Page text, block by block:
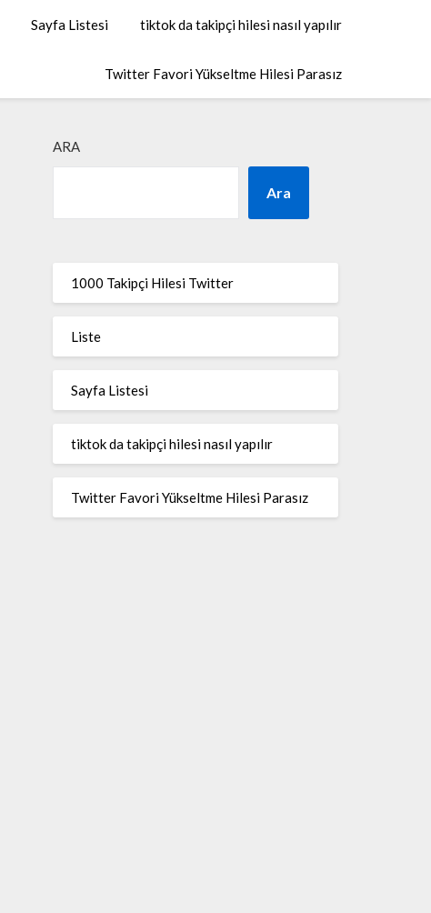
Sayfa Listesi tiktok da takipçi hilesi nasıl yapılır
Twitter Favori Yükseltme Hilesi Parasız
ARA
Ara
1000 Takipçi Hilesi Twitter
Liste
Sayfa Listesi
tiktok da takipçi hilesi nasıl yapılır
Twitter Favori Yükseltme Hilesi Parasız